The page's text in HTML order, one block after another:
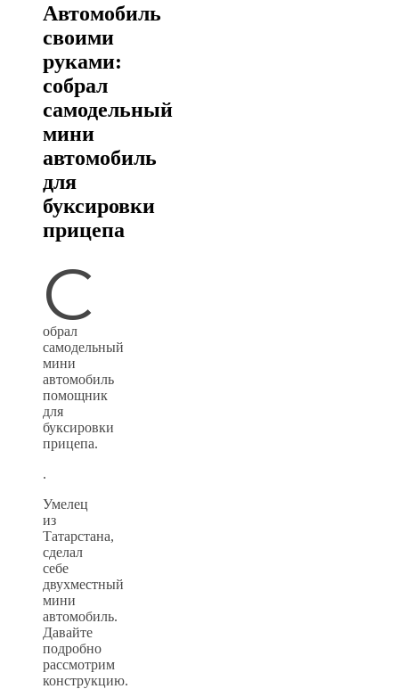
Автомобиль
своими
руками:
собрал
самодельный
мини
автомобиль
для
буксировки
прицепа
С
обрал
самодельный
мини
автомобиль
помощник
для
буксировки
прицепа.
.
Умелец
из
Татарстана,
сделал
себе
двухместный
мини
автомобиль.
Давайте
подробно
рассмотрим
конструкцию.